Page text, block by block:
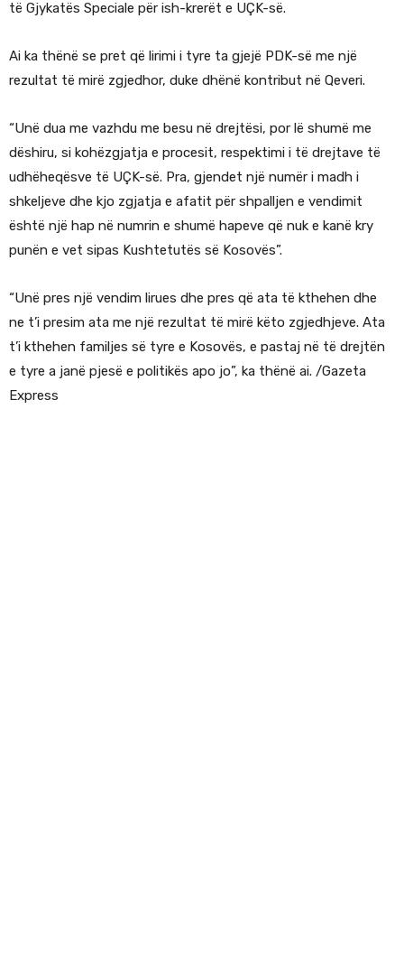
të Gjykatës Speciale për ish-krerët e UÇK-së.
Ai ka thënë se pret që lirimi i tyre ta gjejë PDK-së me një
rezultat të mirë zgjedhor, duke dhënë kontribut në Qeveri.
“Unë dua me vazhdu me besu në drejtësi, por lë shumë me
dëshiru, si kohëzgjatja e procesit, respektimi i të drejtave të
udhëheqësve të UÇK-së. Pra, gjendet një numër i madh i
shkeljeve dhe kjo zgjatja e afatit për shpalljen e vendimit
është një hap në numrin e shumë hapeve që nuk e kanë kry
punën e vet sipas Kushtetutës së Kosovës”.
“Unë pres një vendim lirues dhe pres që ata të kthehen dhe
ne t’i presim ata me një rezultat të mirë këto zgjedhjeve. Ata
t’i kthehen familjes së tyre e Kosovës, e pastaj në të drejtën
e tyre a janë pjesë e politikës apo jo”, ka thënë ai. /Gazeta
Express